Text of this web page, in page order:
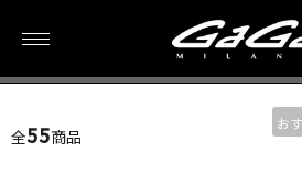
Gold コーティ
全55商品
お